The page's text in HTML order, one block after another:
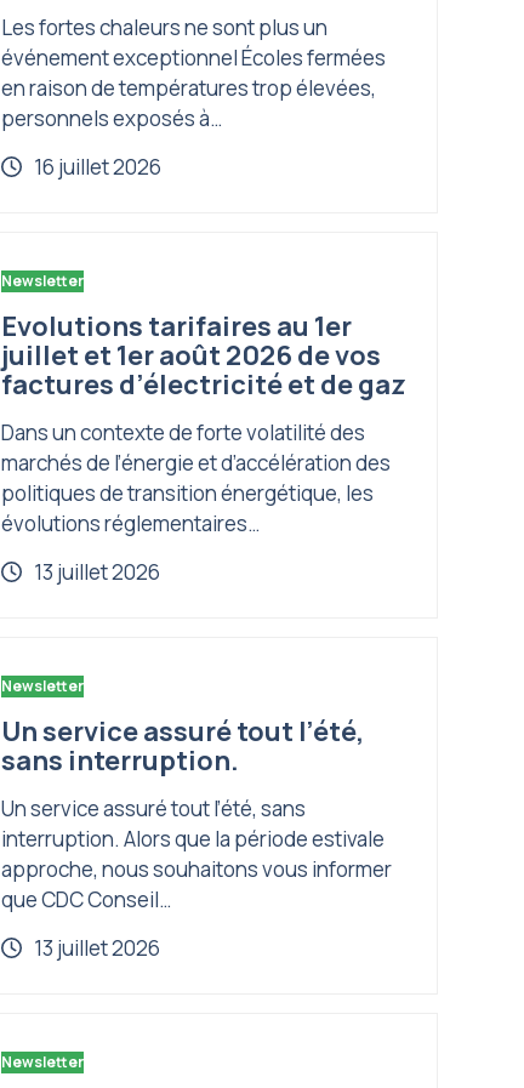
Les fortes chaleurs ne sont plus un
événement exceptionnel Écoles fermées
en raison de températures trop élevées,
personnels exposés à…
16 juillet 2026
Newsletter
Evolutions tarifaires au 1er
juillet et 1er août 2026 de vos
factures d’électricité et de gaz
Dans un contexte de forte volatilité des
marchés de l’énergie et d’accélération des
politiques de transition énergétique, les
évolutions réglementaires…
13 juillet 2026
Newsletter
Un service assuré tout l’été,
sans interruption.
Un service assuré tout l’été, sans
interruption. Alors que la période estivale
approche, nous souhaitons vous informer
que CDC Conseil…
13 juillet 2026
Newsletter